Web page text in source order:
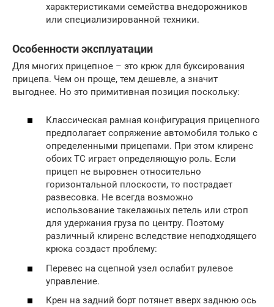
характеристиками семейства внедорожников
или специализированной техники.
Особенности эксплуатации
Для многих прицепное – это крюк для буксирования
прицепа. Чем он проще, тем дешевле, а значит
выгоднее. Но это примитивная позиция поскольку:
Классическая рамная конфигурация прицепного
предполагает сопряжение автомобиля только с
определенными прицепами. При этом клиренс
обоих ТС играет определяющую роль. Если
прицеп не выровнен относительно
горизонтальной плоскости, то пострадает
развесовка. Не всегда возможно
использование такелажных петель или строп
для удержания груза по центру. Поэтому
различный клиренс вследствие неподходящего
крюка создаст проблему:
Перевес на сцепной узел ослабит рулевое
управление.
Крен на задний борт потянет вверх заднюю ось